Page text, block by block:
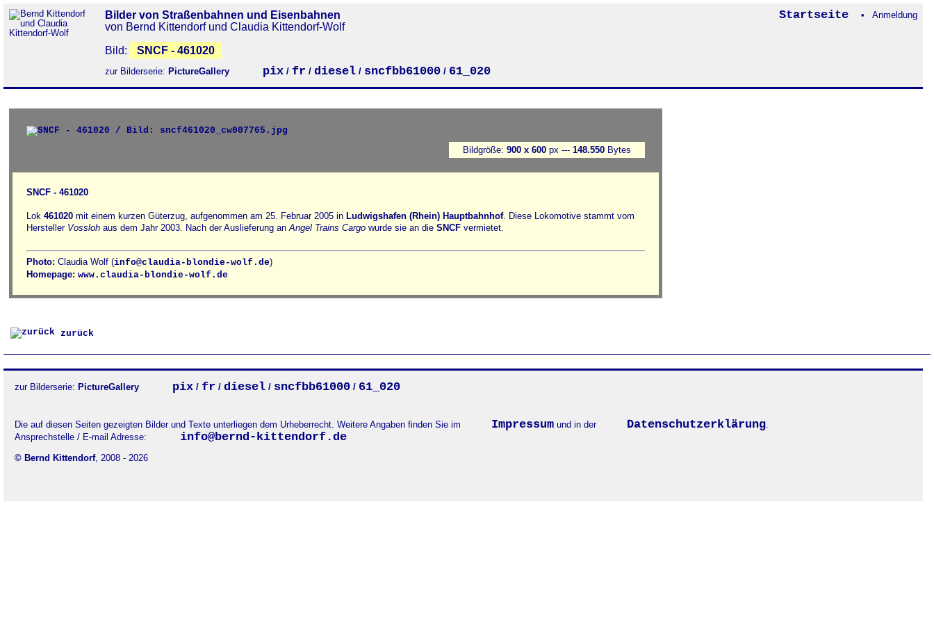
Bilder von Straßenbahnen und Eisenbahnen
von Bernd Kittendorf und Claudia Kittendorf-Wolf
Bild:
SNCF - 461020
Startseite • Anmeldung
zur Bilderserie: PictureGallery pix / fr / diesel / sncfbb61000 / 61_020
Bildgröße: 900 x 600 px --- 148.550 Bytes
SNCF - 461020
Lok 461020 mit einem kurzen Güterzug, aufgenommen am 25. Februar 2005 in Ludwigshafen (Rhein) Hauptbahnhof. Diese Lokomotive stammt vom
Hersteller Vossloh aus dem Jahr 2003. Nach der Auslieferung anAngel Trains Cargo wurde sie an die SNCF vermietet.
Photo: Claudia Wolf (info@claudia-blondie-wolf.de)
Homepage: www.claudia-blondie-wolf.de
zurück
zur Bilderserie: PictureGallery pix / fr / diesel / sncfbb61000 / 61_020
Die auf diesen Seiten gezeigten Bilder und Texte unterliegen dem Urheberrecht. Weitere Angaben finden Sie im Impressum und in der Datenschutzerklärung.
Ansprechstelle / E-mail Adresse:
info@bernd-kittendorf.de
© Bernd Kittendorf, 2008 - 2026